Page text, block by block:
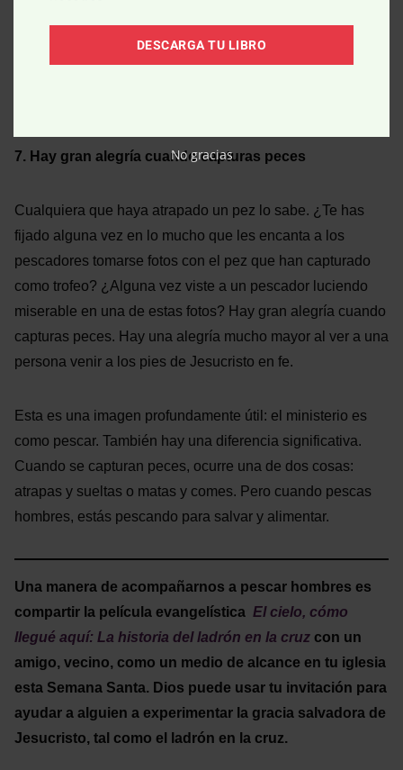
peligrosos del mundo. Lee el libro de los Hechos y
encontrarás que el evangelismo precursor también es muy
7. Hay gran alegría cuando capturas peces
Cualquiera que haya atrapado un pez lo sabe. ¿Te has
fijado alguna vez en lo mucho que les encanta a los
pescadores tomarse fotos con el pez que han capturado
como trofeo? ¿Alguna vez viste a un pescador luciendo
miserable en una de estas fotos? Hay gran alegría cuando
capturas peces. Hay una alegría mucho mayor al ver a una
persona venir a los pies de Jesucristo en fe.
Esta es una imagen profundamente útil: el ministerio es
como pescar. También hay una diferencia significativa.
Cuando se capturan peces, ocurre una de dos cosas:
atrapas y sueltas o matas y comes. Pero cuando pescas
hombres, estás pescando para salvar y alimentar.
Una manera de acompañarnos a pescar hombres es
compartir la película evangelística El cielo, cómo
llegué aquí: La historia del ladrón en la cruz con un
amigo, vecino, como un medio de alcance en tu iglesia
esta Semana Santa. Dios puede usar tu invitación para
ayudar a alguien a experimentar la gracia salvadora de
Jesucristo, tal como el ladrón en la cruz.
DESCARGA TU LIBRO
No gracias